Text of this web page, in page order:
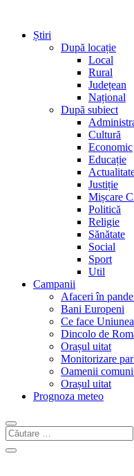
Știri
După locație
Local
Rural
Județean
Național
După subiect
Cultură
Economic
Educație
Justiție
Mișcare
Politică
Religie
Sănătate
Social
Sport
Util
Campanii
Afaceri în
Bani Europeni
Ce face
Dincolo de
Orașul uitat
Monitorizare
Oamenii
Orașul uitat
Prognoza meteo